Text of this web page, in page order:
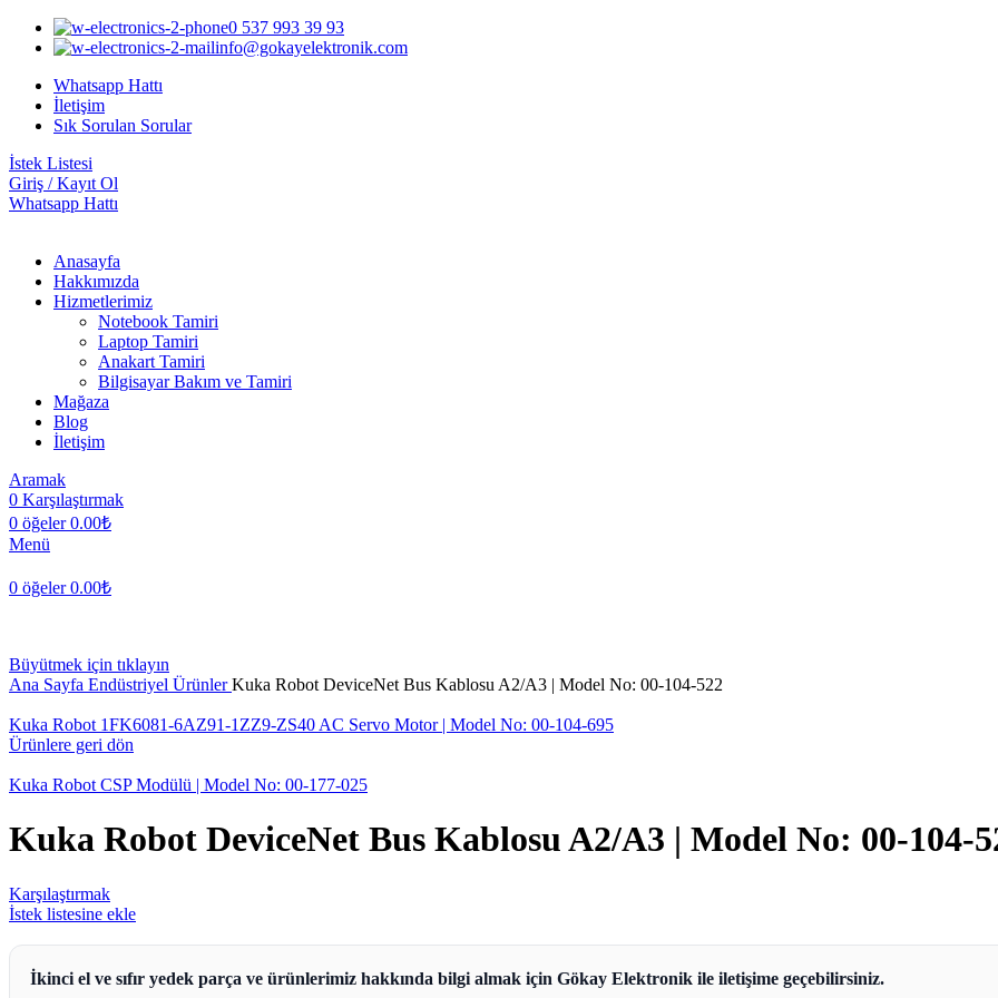
0 537 993 39 93
info@gokayelektronik.com
Whatsapp Hattı
İletişim
Sık Sorulan Sorular
İstek Listesi
Giriş / Kayıt Ol
Whatsapp Hattı
Anasayfa
Hakkımızda
Hizmetlerimiz
Notebook Tamiri
Laptop Tamiri
Anakart Tamiri
Bilgisayar Bakım ve Tamiri
Mağaza
Blog
İletişim
Aramak
0 Karşılaştırmak
0 öğeler 0.00₺
Menü
0 öğeler 0.00₺
Büyütmek için tıklayın
Ana Sayfa Endüstriyel ÜrünlerKuka Robot DeviceNet Bus Kablosu A2/A3 | Model No: 00-104-522
Kuka Robot 1FK6081-6AZ91-1ZZ9-ZS40 AC Servo Motor | Model No: 00-104-695
Ürünlere geri dön
Kuka Robot CSP Modülü | Model No: 00-177-025
Kuka Robot DeviceNet Bus Kablosu A2/A3 | Model No: 00-104-
Karşılaştırmak
İstek listesine ekle
İkinci el ve sıfır yedek parça ve ürünlerimiz hakkında bilgi almak için Gökay Elektronik ile iletişime geçebilirsiniz.